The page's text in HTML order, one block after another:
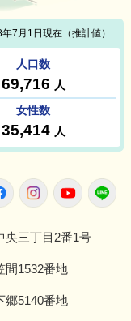
所FacebookInstagram
央三丁目2番1号
間1532番地
郷5140番地